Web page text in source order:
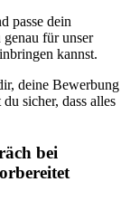
passe dein
für unser
kannst.
deine Bewerbung
sicher, dass alles
bei